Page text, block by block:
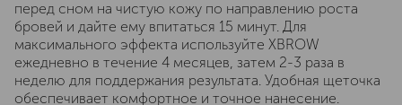
перед сном на чистую кожу по направлению роста
бровей и дайте ему впитаться 15 минут. Для
максимального эффекта используйте XBROW
ежедневно в течение 4 месяцев, затем 2-3 раза в
неделю для поддержания результата. Удобная щеточка
обеспечивает комфортное и точное нанесение.